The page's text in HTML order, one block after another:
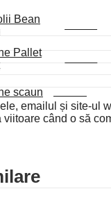
Bean
Pallet
scaun
emailul și site-ul
viitoare când o să